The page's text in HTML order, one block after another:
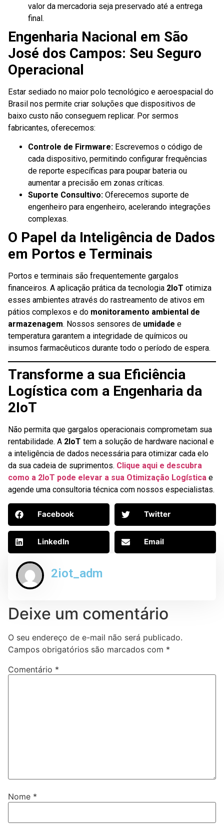
valor da mercadoria seja preservado até a entrega
final.
Engenharia Nacional em São
José dos Campos: Seu Seguro
Operacional
Estar sediado no maior polo tecnológico e aeroespacial do
Brasil nos permite criar soluções que dispositivos de
baixo custo não conseguem replicar. Por sermos
fabricantes, oferecemos:
Controle de Firmware: Escrevemos o código de
cada dispositivo, permitindo configurar frequências
de reporte específicas para poupar bateria ou
aumentar a precisão em zonas críticas.
Suporte Consultivo: Oferecemos suporte de
engenheiro para engenheiro, acelerando integrações
complexas.
O Papel da Inteligência de Dados
em Portos e Terminais
Portos e terminais são frequentemente gargalos
financeiros. A aplicação prática da tecnologia 2IoT otimiza
esses ambientes através do rastreamento de ativos em
pátios complexos e do monitoramento ambiental de
armazenagem. Nossos sensores de umidade e
temperatura garantem a integridade de químicos ou
insumos farmacêuticos durante todo o período de espera.
Transforme a sua Eficiência
Logística com a Engenharia da
2IoT
Não permita que gargalos operacionais comprometam sua
rentabilidade. A 2IoT tem a solução de hardware nacional e
a inteligência de dados necessária para otimizar cada elo
da sua cadeia de suprimentos. Clique aqui e descubra
como a 2IoT pode elevar a sua Otimização Logística e
agende uma consultoria técnica com nossos especialistas.
Facebook Twitter
LinkedIn Email
2iot_adm
Deixe um comentário
O seu endereço de e-mail não será publicado.
Campos obrigatórios são marcados com *
Comentário *
Nome *